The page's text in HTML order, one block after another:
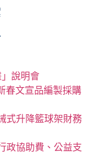
」說明會
春文宣品編製採購
式升降籃球架財務
政協助費、公益支